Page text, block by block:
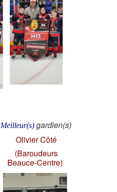
Meilleur(s) gardien(s)
Olivier Côté
(Baroudeurs
Beauce-Centre)